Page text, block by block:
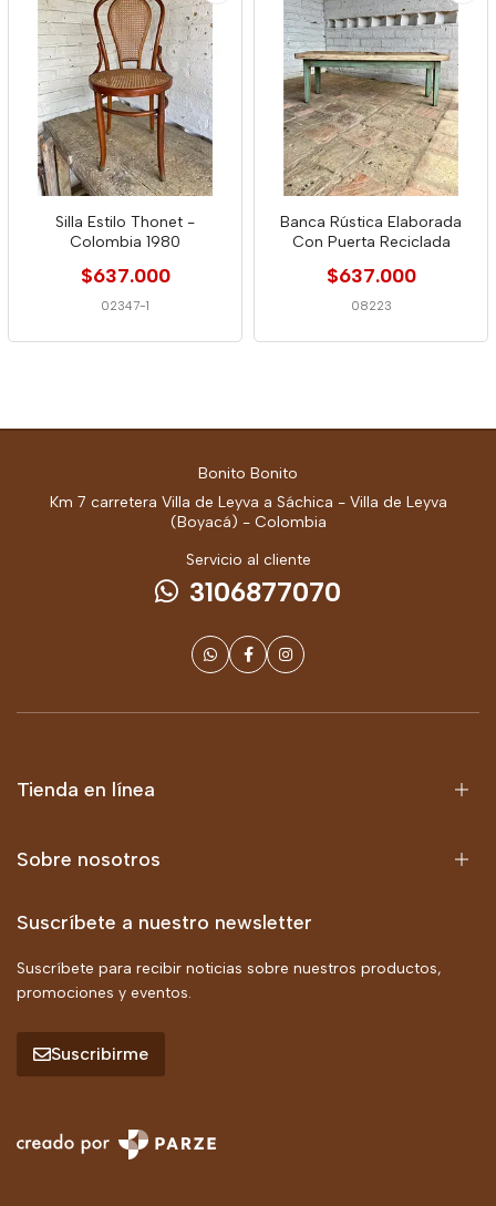
Silla Estilo Thonet -
Colombia 1980
$637.000
02347-1
Banca Rústica Elaborada
Con Puerta Reciclada
$637.000
08223
Bonito Bonito
Km 7 carretera Villa de Leyva a Sáchica - Villa de Leyva
(Boyacá) - Colombia
Servicio al cliente
3106877070
Tienda en línea
Sobre nosotros
Suscríbete a nuestro newsletter
Suscríbete para recibir noticias sobre nuestros productos,
promociones y eventos.
Suscribirme